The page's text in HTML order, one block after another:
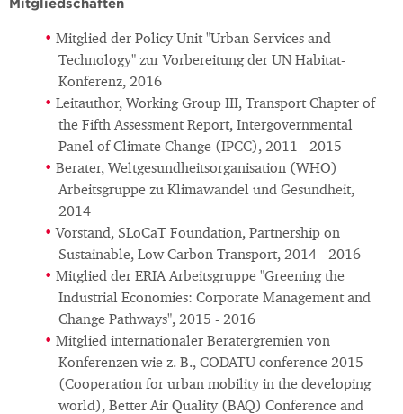
Mitglied der Policy Unit "Urban Services and
Technology" zur Vorbereitung der UN Habitat-
Konferenz, 2016
Leitauthor, Working Group III, Transport Chapter of
the Fifth Assessment Report, Intergovernmental
Panel of Climate Change (IPCC), 2011 - 2015
Berater, Weltgesundheitsorganisation (WHO)
Arbeitsgruppe zu Klimawandel und Gesundheit,
2014
Vorstand, SLoCaT Foundation, Partnership on
Sustainable, Low Carbon Transport, 2014 - 2016
Mitglied der ERIA Arbeitsgruppe "Greening the
Industrial Economies: Corporate Management and
Change Pathways", 2015 - 2016
Mitglied internationaler Beratergremien von
Konferenzen wie z. B., CODATU conference 2015
(Cooperation for urban mobility in the developing
world), Better Air Quality (BAQ) Conference and